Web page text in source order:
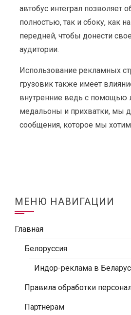
автобус интеграл позволяет
полностью, так и сбоку, как
передней, чтобы донести
аудитории.
Использование рекламных
грузовик также имеет
внутренние ведь с помощью
медальоны и прихватки, мы
сообщения, которое мы
МЕНЮ НАВИГАЦИИ
Главная
Белоруссия
Индор-реклама в
Правила обработки
Партнёрам